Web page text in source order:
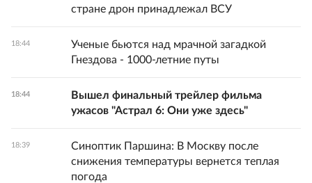
стране дрон принадлежал ВСУ
18:44
Ученые бьются над мрачной загадкой
Гнездова - 1000-летние путы
18:44
Вышел финальный трейлер фильма
ужасов "Астрал 6: Они уже здесь"
18:39
Синоптик Паршина: В Москву после
снижения температуры вернется теплая
погода